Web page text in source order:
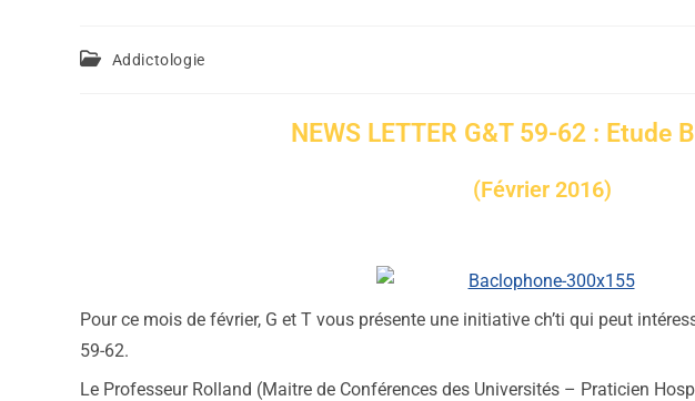
Addictologie
NEWS LETTER G&T 59-62 : Etude
(Février 2016)
Pour ce mois de février, G et T vous présente une initiative ch’ti qui peut
59-62.
Le Professeur Rolland (Maitre de Conférences des Universités – Praticien